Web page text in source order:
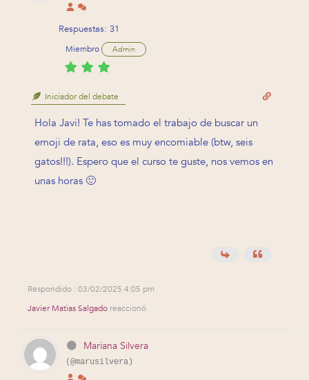
Respuestas: 31
Miembro Admin
Iniciador del debate
Hola Javi! Te has tomado el trabajo de buscar un
emoji de rata, eso es muy encomiable (btw, seis
gatos!!!). Espero que el curso te guste, nos vemos en
unas horas 🙂
Respondido : 03/02/2025 4:05 pm
Javier Matias Salgado reaccionó
Mariana Silvera
(@marusilvera)